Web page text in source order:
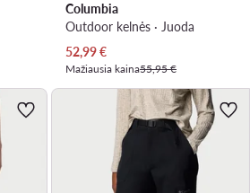
Columbia
Outdoor kelnės · Juoda
Dabartinė kaina
52,99€
Mažiausia kaina55,95 €